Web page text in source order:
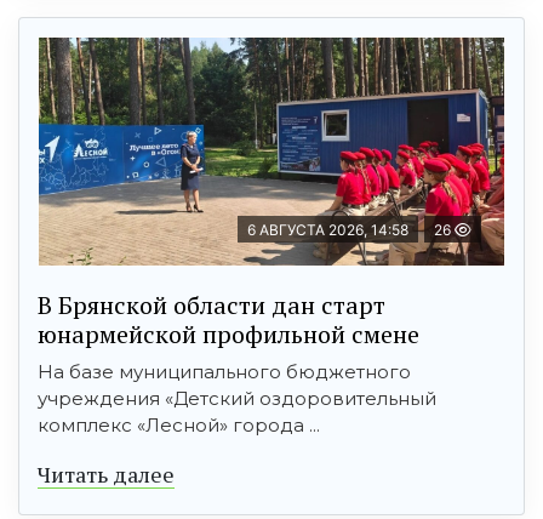
6 АВГУСТА 2026, 14:58 26
В Брянской области дан старт
юнармейской профильной смене
На базе муниципального бюджетного
учреждения «Детский оздоровительный
комплекс «Лесной» города ...
Читать далее